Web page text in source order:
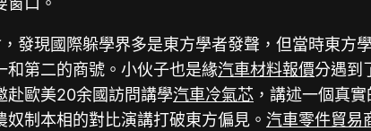
發現國際躲學界多是東方學者發聲，但當時東方
和第二的商號。小伙子也是緣汽車材料報價分遇到
赴歐美20余國訪問講學汽車冷氣芯 ，講述一個真
制本相的對比演講打破東方偏見。汽車零件貿易